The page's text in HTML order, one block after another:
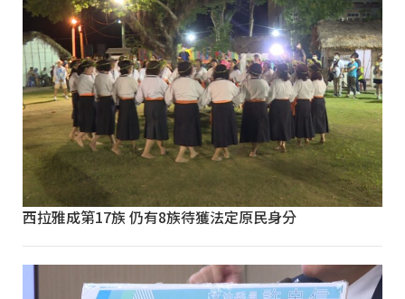
西拉雅成第17族 仍有8族待獲法定原民身分